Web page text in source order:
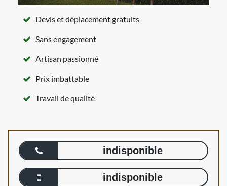
Devis et déplacement gratuits
Sans engagement
Artisan passionné
Prix imbattable
Travail de qualité
indisponible
indisponible